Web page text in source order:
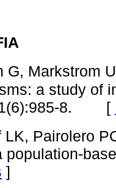
G, Markstrom
a study of
8. [
LK, Pairolero
population-
]